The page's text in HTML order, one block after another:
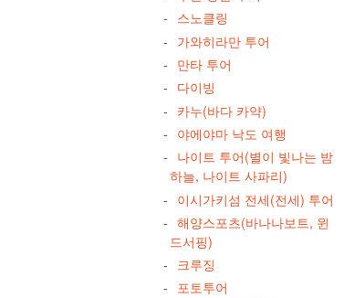
스노클링
가와히라만 투어
만타 투어
다이빙
카누(바다 카약)
야에야마 낙도 여행
나이트 투어(별이 빛나는 밤
하늘, 나이트 사파리)
이시가키섬 전세(전세) 투어
해양스포츠(바나나보트, 윈
드서핑)
크루징
포토투어